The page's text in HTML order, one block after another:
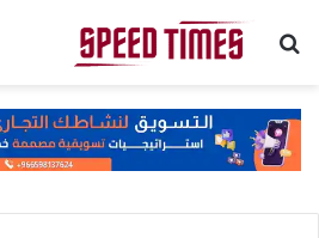
بحث عن